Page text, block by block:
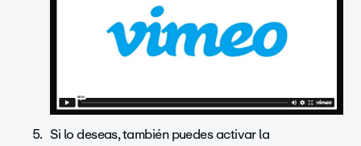
Si lo deseas, también puedes activar la